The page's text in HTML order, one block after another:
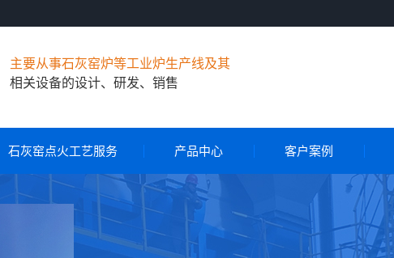
主要从事石灰窑炉等工业炉生产线及其
相关设备的设计、研发、销售
石灰窑点火工艺服务 产品中心
节能环保石灰窑
气烧石灰窑
气煤两用石灰窑
客户案例